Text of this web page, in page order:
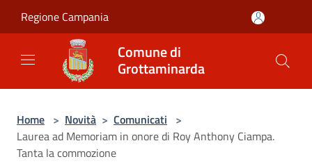
Regione Campania
Comune di
Grottaminarda
Home > Novità > Comunicati >
Laurea ad Memoriam in onore di Roy Anthony Ciampa.
Tanta la commozione